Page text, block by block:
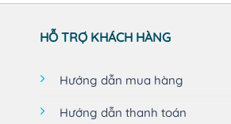
430.000₫
HỖ TRỢ KHÁCH HÀNG
Hướng dẫn mua hàng
Hướng dẫn thanh toán